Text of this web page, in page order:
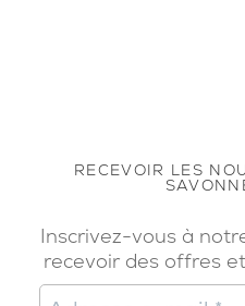
RECEVOIR LES
Inscrivez-vous à
recevoir des offres